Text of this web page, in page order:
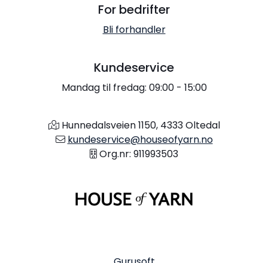
For bedrifter
Bli forhandler
Kundeservice
Mandag til fredag: 09:00 - 15:00
Hunnedalsveien 1150, 4333 Oltedal
kundeservice@houseofyarn.no
Org.nr: 911993503